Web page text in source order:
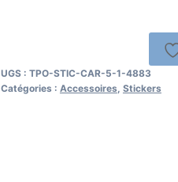
coloc
UGS : TPO-STIC-CAR-5-1-4883
Catégories : Accessoires, Stickers